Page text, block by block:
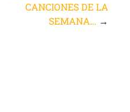
CANCIONES DE LA
SEMANA… →